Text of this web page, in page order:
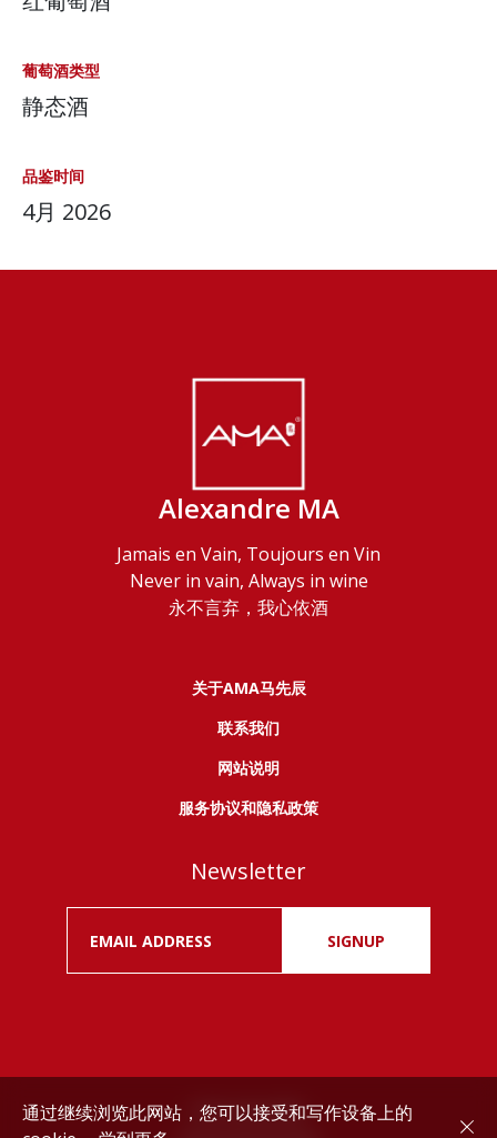
葡萄酒类型
静态酒
品鉴时间
4月 2026
Alexandre MA
Jamais en Vain, Toujours en Vin
Never in vain, Always in wine
永不言弃，我心依酒
关于AMA马先辰
联系我们
网站说明
服务协议和隐私政策
Newsletter
SIGNUP
Drink responsibly.
通过继续浏览此网站，您可以接受和写作设备上的